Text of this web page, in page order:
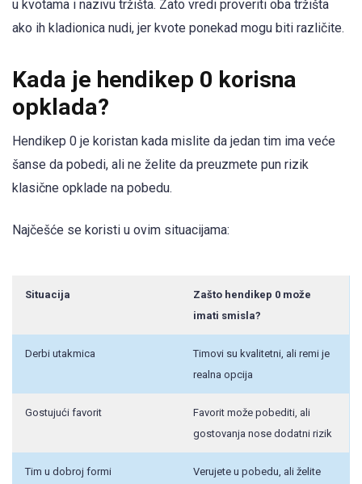
u kvotama i nazivu tržišta. Zato vredi proveriti oba tržišta
ako ih kladionica nudi, jer kvote ponekad mogu biti različite.
Kada je hendikep 0 korisna
opklada?
Hendikep 0 je koristan kada mislite da jedan tim ima veće
šanse da pobedi, ali ne želite da preuzmete pun rizik
klasične opklade na pobedu.
Najčešće se koristi u ovim situacijama:
Situacija
Zašto hendikep 0 može
imati smisla?
Derbi utakmica
Timovi su kvalitetni, ali remi je
realna opcija
Gostujući favorit
Favorit može pobediti, ali
gostovanja nose dodatni rizik
Tim u dobroj formi
Verujete u pobedu, ali želite